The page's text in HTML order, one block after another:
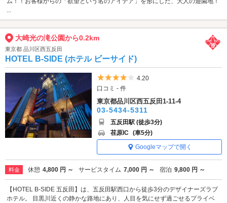
...
大崎光の滝公園から0.2km
東京都 品川区西五反田
HOTEL B-SIDE (ホテル ビーサイド)
5つ星のうち4
4.20
口コミ - 件
東京都品川区西五反田1-11-4
03-5434-5311
五反田駅 (徒歩3分)
荏原IC (車5分)
Googleマップで開く
料金 休憩 4,800 円 ～ サービスタイム 7,000 円 ～ 宿泊 9,800 円 ～
【HOTEL B-SIDE 五反田】は、五反田駅西口から徒歩3分のデザイナーズラブ
ホテル。 目黒川近くの静かな路地にあり、人目を気にせず過ごせるプライベ